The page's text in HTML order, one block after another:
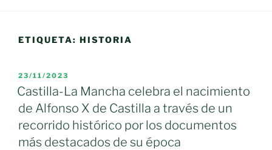
ETIQUETA: HISTORIA
PUBLICADO
EL
23/11/2023
Castilla-La Mancha celebra el nacimiento
de Alfonso X de Castilla a través de un
recorrido histórico por los documentos
más destacados de su época